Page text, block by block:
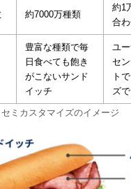
約7000万種類
約1
合
豊富な種類で毎
日食べても飽き
がこないサンド
イッチ
ユ
セ
ト
ズ
セミカスタマイズのイメージ